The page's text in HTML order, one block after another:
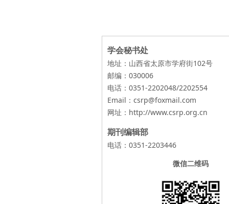
学会秘书处
地址：山西省太原市学府街102号
邮编：030006
电话：0351-2202048/2202554
Email：csrp@foxmail.com
网址： http://www.csrp.org.cn
期刊编辑部
电话：0351-2203446
微信二维码